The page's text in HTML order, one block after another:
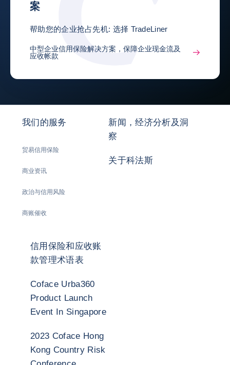
案
帮助您的企业抢占先机: 选择 TradeLiner
中型企业信用保险解决方案，保障企业现金流及
应收帐款
我们的服务
贸易信用保险
商业资讯
政治与信用风险
商账催收
新闻，经济分析及洞
察
关于科法斯
信用保险和应收账
款管理术语表
Coface Urba360
Product Launch
Event In Singapore
2023 Coface Hong
Kong Country Risk